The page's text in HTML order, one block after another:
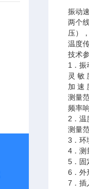
振动
两个
压）
温度
技术
1．振
灵 敏
加 速
测量
频率
2．温
测量
3．环
4．测
5．固
6．外
7．插